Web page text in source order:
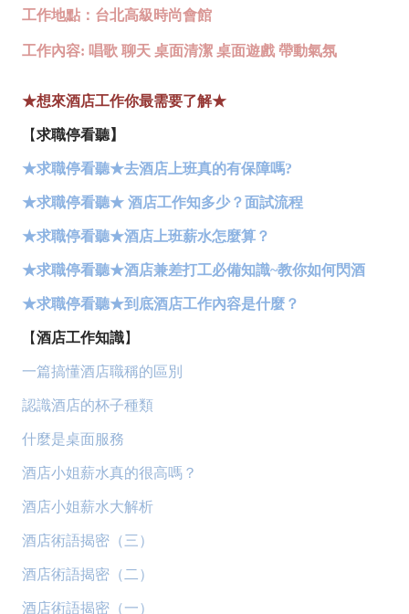
工作地點：台北高級時尚會館
工作內容: 唱歌 聊天 桌面清潔 桌面遊戲 帶動氣氛
★想來酒店工作你最需要了解★
【求職停看聽】
★求職停看聽★去酒店上班真的有保障嗎?
★求職停看聽★ 酒店工作知多少？面試流程
★求職停看聽★酒店上班薪水怎麼算？
★求職停看聽★酒店兼差打工必備知識~教你如何閃酒
★求職停看聽★到底酒店工作內容是什麼？
【酒店工作知識】
一篇搞懂酒店職稱的區別
認識酒店的杯子種類
什麼是桌面服務
酒店小姐薪水真的很高嗎？
酒店小姐薪水大解析
酒店術語揭密（三）
酒店術語揭密（二）
酒店術語揭密（一）